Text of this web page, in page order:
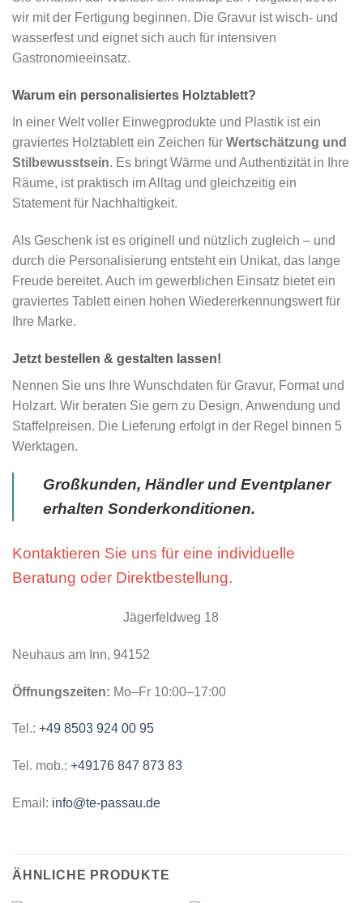
wir mit der Fertigung beginnen. Die Gravur ist wisch- und
wasserfest und eignet sich auch für intensiven
Gastronomieeinsatz.
Warum ein personalisiertes Holztablett?
In einer Welt voller Einwegprodukte und Plastik ist ein
graviertes Holztablett ein Zeichen für Wertschätzung und
Stilbewusstsein. Es bringt Wärme und Authentizität in Ihre
Räume, ist praktisch im Alltag und gleichzeitig ein
Statement für Nachhaltigkeit.
Als Geschenk ist es originell und nützlich zugleich – und
durch die Personalisierung entsteht ein Unikat, das lange
Freude bereitet. Auch im gewerblichen Einsatz bietet ein
graviertes Tablett einen hohen Wiedererkennungswert für
Ihre Marke.
Jetzt bestellen & gestalten lassen!
Nennen Sie uns Ihre Wunschdaten für Gravur, Format und
Holzart. Wir beraten Sie gern zu Design, Anwendung und
Staffelpreisen. Die Lieferung erfolgt in der Regel binnen 5
Werktagen.
Großkunden, Händler und Eventplaner
erhalten Sonderkonditionen.
Kontaktieren Sie uns für eine individuelle
Beratung oder Direktbestellung.
Jägerfeldweg 18
Neuhaus am Inn, 94152
Öffnungszeiten: Mo–Fr 10:00–17:00
Tel.: +49 8503 924 00 95
Tel. mob.: +49176 847 873 83
Email: info@te-passau.de
ÄHNLICHE PRODUKTE